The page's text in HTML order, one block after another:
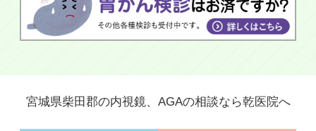
宮城県柴田郡の内視鏡、AGAの相談なら乾医院へ